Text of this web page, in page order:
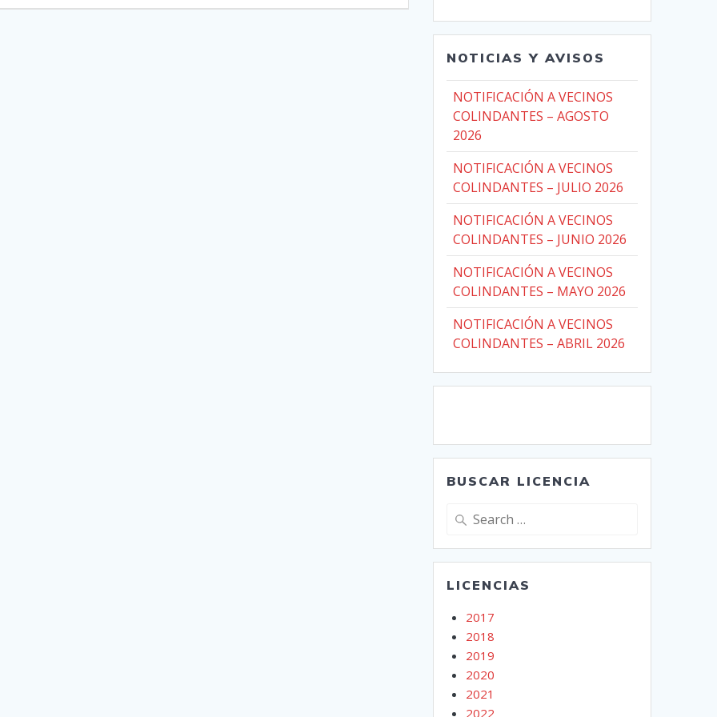
NOTICIAS Y AVISOS
NOTIFICACIÓN A VECINOS
COLINDANTES – AGOSTO
2026
NOTIFICACIÓN A VECINOS
COLINDANTES – JULIO 2026
NOTIFICACIÓN A VECINOS
COLINDANTES – JUNIO 2026
NOTIFICACIÓN A VECINOS
COLINDANTES – MAYO 2026
NOTIFICACIÓN A VECINOS
COLINDANTES – ABRIL 2026
BUSCAR LICENCIA
Search
LICENCIAS
2017
2018
2019
2020
2021
2022